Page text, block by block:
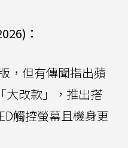
：
，但有傳聞指出蘋
大改款」，推出搭
觸控螢幕且機身更